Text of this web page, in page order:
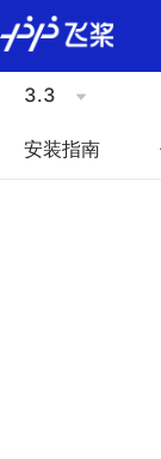
\u200E
3.3
安装指南